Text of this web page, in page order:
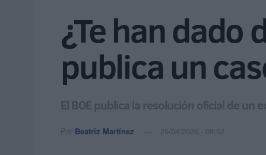
¿Te han dado
publica un
El BOE publica la resolución oficial de un
Por Beatriz Martínez 25/04/2026 - 08:52